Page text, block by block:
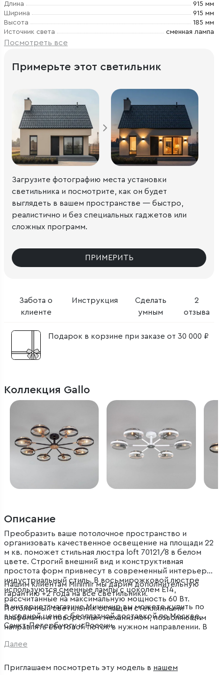
Длина
915 мм
Ширина
915 мм
Высота
185 мм
Источник света
сменная лампа
Посмотреть все
Забота о
клиенте
Инструкция
Сделать
умным
2
отзыва
Подарок в корзине при заказе от 30 000 ₽
Примерьте этот светильник
Загрузите фотографию места установки
светильника и посмотрите, как он будет
выглядеть в вашем пространстве — быстро,
реалистично и без специальных гаджетов или
сложных программ.
ПРИМЕРИТЬ
Коллекция Gallo
Описание
Преобразить ваше потолочное пространство и
организовать качественное освещение на площади 22
м кв. поможет стильная люстра loft 70121/8 в белом
цвете. Строгий внешний вид и конструктивная
простота форм привнесут в современный интерьер
индустриальный стиль. В восьмирожковой люстре
используются сменные лампы с цоколем E14,
рассчитанные на максимальную мощность 60 Вт.
Потолочный светильник оснащен стеклянными
плафонами и поворотным механизмом, позволяющим
направлять световой поток в нужном направлении. В
высококачественный металл с надежным защитным
Нашим клиентам Minimir мы дарим дополнительную
гарантию +2 года на все светильники.
В интернет-магазине Минимир вы можете купить по
выгодной цене с бесплатной доставкой по Москве,
Санкт-Петербургу и России.
Далее
Приглашаем посмотреть эту модель в нашем